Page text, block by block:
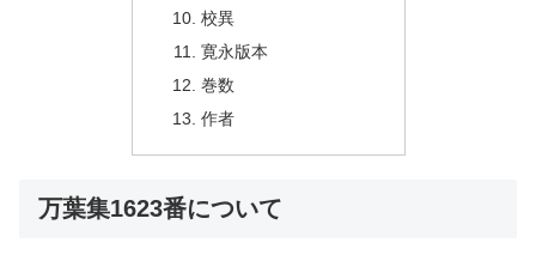
校異
寛永版本
巻数
作者
万葉集1623番について